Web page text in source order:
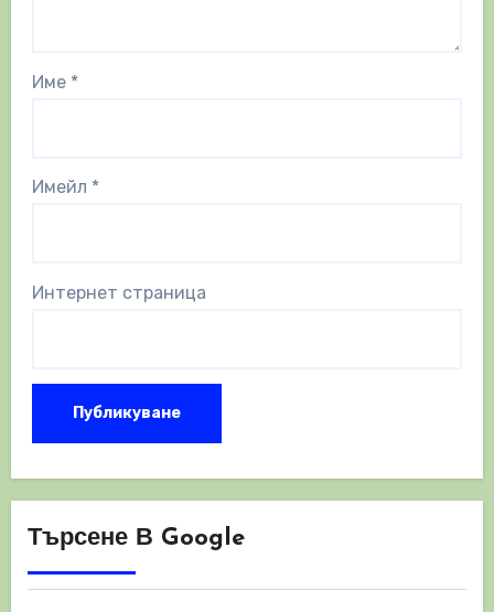
Име *
Имейл *
Интернет страница
Търсене В Google